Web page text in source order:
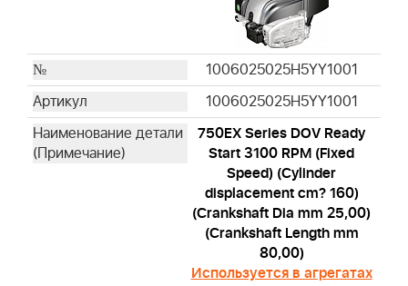
1006025025H5YY1001
1006025025H5YY1001
750EX Series DOV Ready
Start 3100 RPM (Fixed
Speed) (Cylinder
displacement cm? 160)
(Crankshaft Dia mm 25,00)
(Crankshaft Length mm
80,00)
Используется в агрегатах